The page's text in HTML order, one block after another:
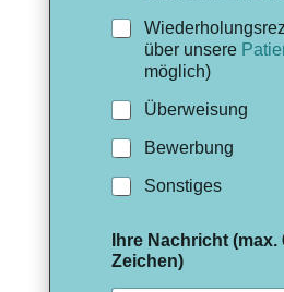
über unsere
möglich)
Überweisung
Bewerbung
Sonstiges
Ihre Nachricht (max.
Zeichen)